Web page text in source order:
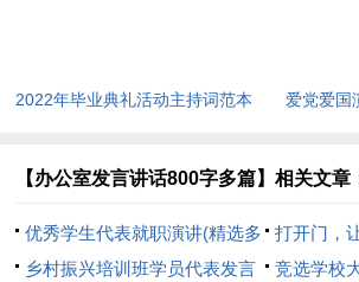
2022年毕业典礼活动主持词范本
爱党爱国
【办公室发言讲话800字多篇】相关文章
优秀学生代表就职演讲(精选多
篇)[此文共3372字]
打开门，
共705字]
乡村振兴培训班学员代表发言 竞选学校